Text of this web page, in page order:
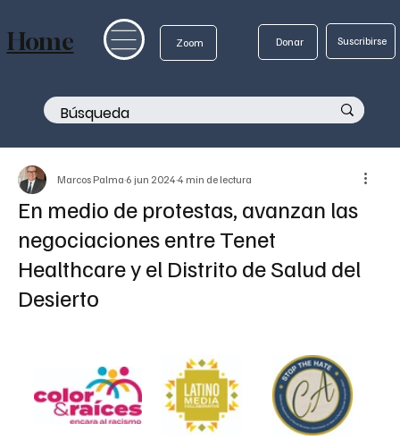
Zoom Donar Suscribirse
Home
En medio de protestas, avanzan las
negociaciones entre Tenet
Healthcare y el Distrito de Salud del
Desierto
Marcos Palma 6 jun 2024 4 min de lectura